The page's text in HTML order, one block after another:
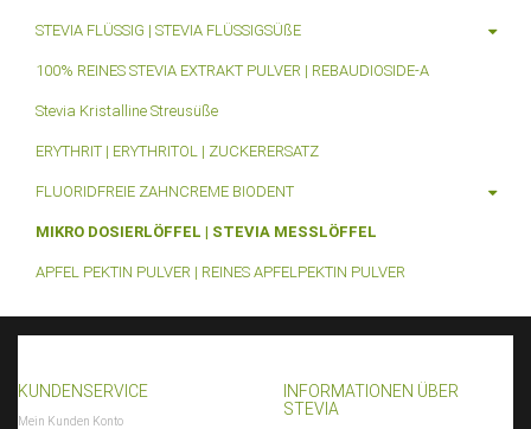
STEVIA FLÜSSIG | STEVIA FLÜSSIGSÜßE
100% REINES STEVIA EXTRAKT PULVER | REBAUDIOSIDE-A
Stevia Kristalline Streusüße
ERYTHRIT | ERYTHRITOL | ZUCKERERSATZ
FLUORIDFREIE ZAHNCREME BIODENT
MIKRO DOSIERLÖFFEL | STEVIA MESSLÖFFEL
APFEL PEKTIN PULVER | REINES APFELPEKTIN PULVER
KUNDENSERVICE
Mein Kunden Konto
INFORMATIONEN ÜBER
STEVIA